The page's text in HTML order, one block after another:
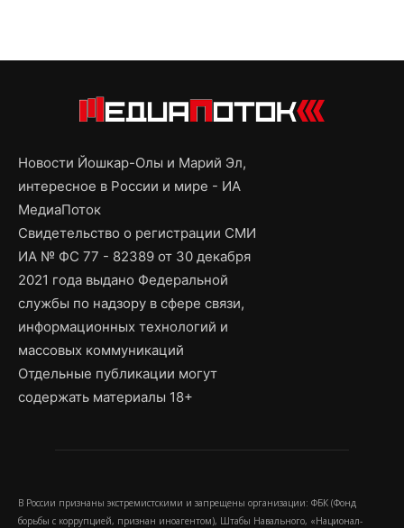
Новости Йошкар-Олы и Марий Эл,
интересное в России и мире - ИА
МедиаПоток
Свидетельство о регистрации СМИ
ИА № ФС 77 - 82389 от 30 декабря
2021 года выдано Федеральной
службы по надзору в сфере связи,
информационных технологий и
массовых коммуникаций
Отдельные публикации могут
содержать материалы 18+
В России признаны экстремистскими и запрещены организации: ФБК (Фонд
борьбы с коррупцией, признан иноагентом), Штабы Навального, «Национал-